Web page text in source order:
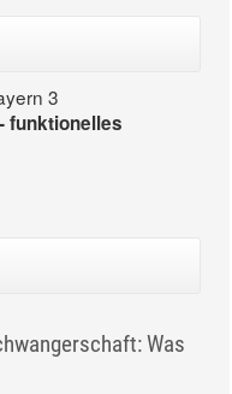
3
funktionelles
Was